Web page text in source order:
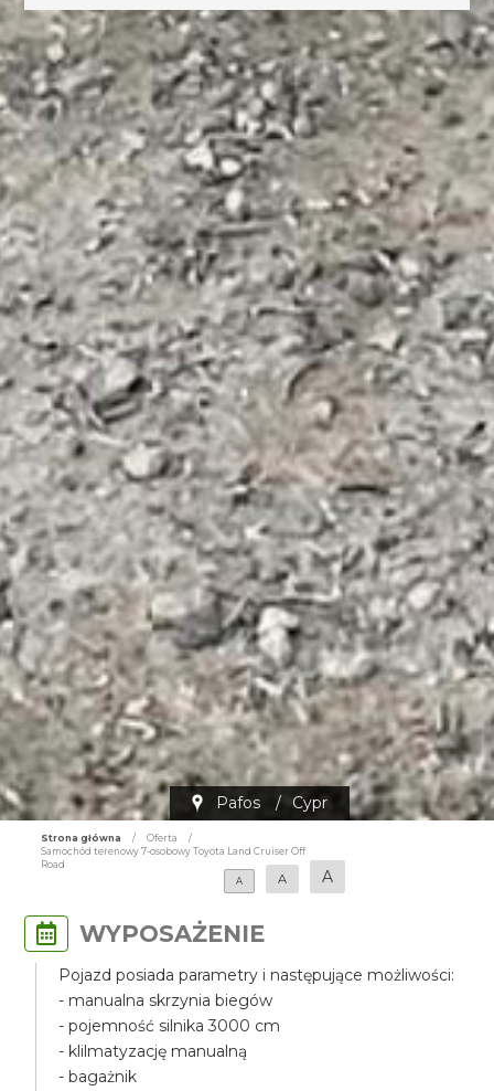
Pafos / Cypr
Strona główna / Oferta
/
Samochód terenowy 7-osobowy Toyota Land Cruiser Off
Road
A
A A
WYPOSAŻENIE
Pojazd posiada parametry i następujące możliwości:
- manualna skrzynia biegów
- pojemność silnika 3000 cm
- klilmatyzację manualną
- bagażnik